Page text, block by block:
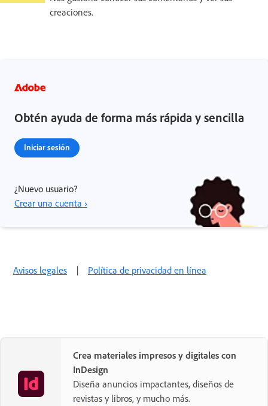
creaciones.
Obtén ayuda de forma más rápida y sencilla
Iniciar sesión
¿Nuevo usuario?
Crear una cuenta ›
Avisos legales | Política de privacidad en línea
Crea materiales impresos y digitales con
InDesign
Diseña anuncios impactantes, diseños de
revistas y libros, y mucho más.